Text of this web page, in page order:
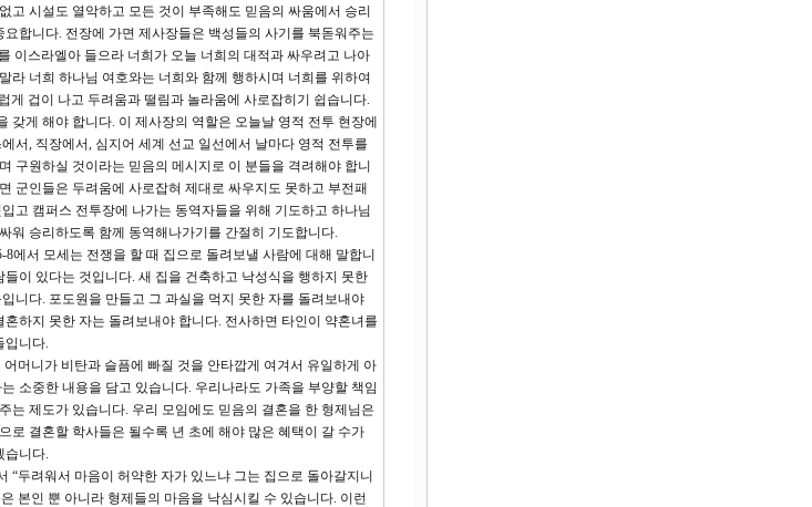
시설도 열악하고 모든 것이 부족해도 믿음의 싸움에서 승리
합니다. 전장에 가면 제사장들은 백성들의 사기를 북돋워주는
이스라엘아 들으라 너희가 오늘 너희의 대적과 싸우려고 나아
라 너희 하나님 여호와는 너희와 함께 행하시며 너희를 위하여
게 겁이 나고 두려움과 떨림과 놀라움에 사로잡히기 쉽습니다.
게 해야 합니다. 이 제사장의 역할은 오늘날 영적 전투 현장에
서, 직장에서, 심지어 세계 선교 일선에서 날마다 영적 전투를
구원하실 것이라는 믿음의 메시지로 이 분들을 격려해야 합니
군인들은 두려움에 사로잡혀 제대로 싸우지도 못하고 부전패
고 캠퍼스 전투장에 나가는 동역자들을 위해 기도하고 하나님
워 승리하도록 함께 동역해나가기를 간절히 기도합니다.
에서 모세는 전쟁을 할 때 집으로 돌려보낼 사람에 대해 말합니
이 있다는 것입니다. 새 집을 건축하고 낙성식을 행하지 못한
니다. 포도원을 만들고 그 과실을 먹지 못한 자를 돌려보내야
하지 못한 자는 돌려보내야 합니다. 전사하면 타인이 약혼녀를
입니다.
머니가 비탄과 슬픔에 빠질 것을 안타깝게 여겨서 유일하게 아
소중한 내용을 담고 있습니다. 우리나라도 가족을 부양할 책임
는 제도가 있습니다. 우리 모임에도 믿음의 결혼을 한 형제님은
로 결혼할 학사들은 될수록 년 초에 해야 많은 혜택이 갈 수가
습니다.
두려워서 마음이 허약한 자가 있느냐 그는 집으로 돌아갈지니
본인 뿐 아니라 형제들의 마음을 낙심시킬 수 있습니다. 이런